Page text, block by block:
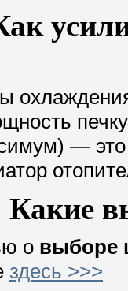
—
Какие
о выборе
здесь >>>